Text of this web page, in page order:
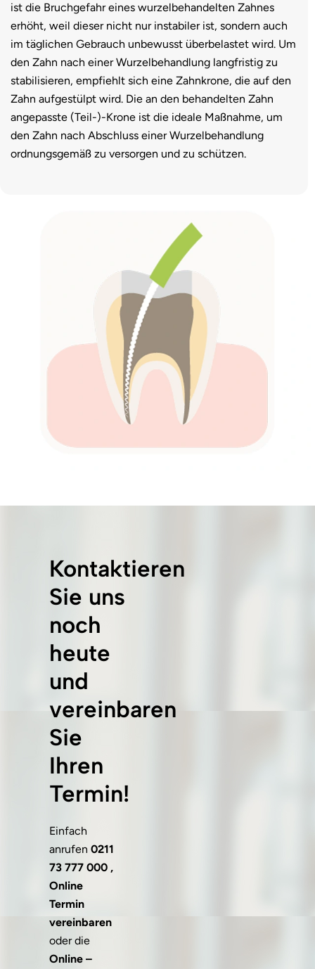
ist die Bruchgefahr eines wurzelbehandelten Zahnes
erhöht, weil dieser nicht nur instabiler ist, sondern auch
im täglichen Gebrauch unbewusst überbelastet wird. Um
den Zahn nach einer Wurzelbehandlung langfristig zu
stabilisieren, empfiehlt sich eine Zahnkrone, die auf den
Zahn aufgestülpt wird. Die an den behandelten Zahn
angepasste (Teil-)-Krone ist die ideale Maßnahme, um
den Zahn nach Abschluss einer Wurzelbehandlung
ordnungsgemäß zu versorgen und zu schützen.
Kontaktieren
Sie uns
noch
heute
und
vereinbaren
Sie
Ihren
Termin!
Einfach
anrufen 0211
73 777 000 ,
Online
Termin
vereinbaren
oder die
Online –